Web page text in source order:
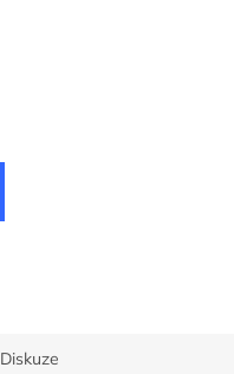
Diskuze